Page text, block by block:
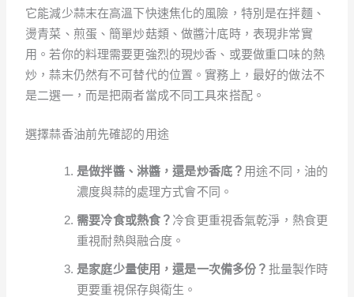
它能減少蒜末在高溫下快速焦化的風險，特別是在拌麵、
燙青菜、煎蛋、簡單炒菇類、做醬汁底時，表現非常實
用。若你的料理需要更強烈的現炒香、或要做重口味的熱
炒，蒜末仍然有不可替代的位置。實務上，最好的做法不
是二選一，而是把兩者當成不同工具來搭配。
選擇蒜香油前先確認的用途
是做拌醬、淋醬，還是炒香底？ 用途不同，油的
濃度與蒜的處理方式會不同。
需要冷食或熱食？ 冷食更重視香氣乾淨，熱食更
重視耐熱與融合度。
是家庭少量使用，還是一次備多份？ 批量製作時
更要重視保存與衛生。